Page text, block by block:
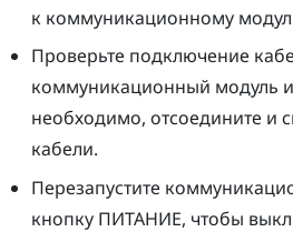
к коммуникационному
Проверьте подключение
коммуникационный модуль
необходимо, отсоедините и
кабели.
Перезапустите
кнопку ПИТАНИЕ, чтобы